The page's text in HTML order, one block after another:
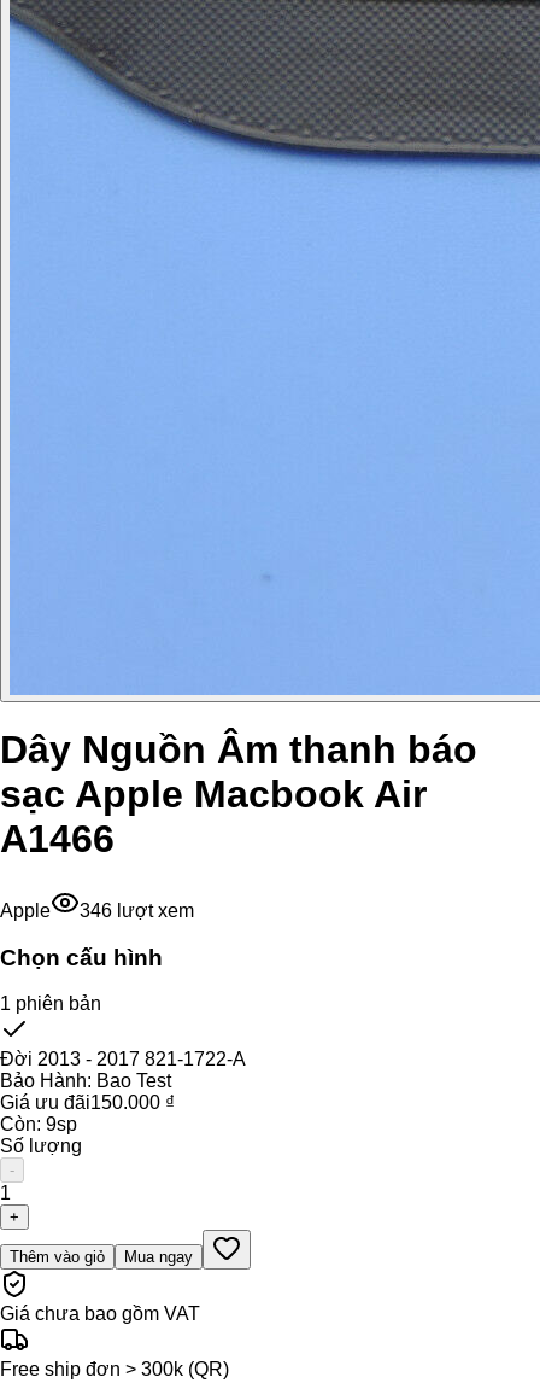
Dây Nguồn Âm thanh báo
sạc Apple Macbook Air
A1466
Apple 346 lượt xem
Chọn cấu hình
1 phiên bản
Đời 2013 - 2017 821-1722-A
Bảo Hành: Bao Test
Giá ưu đãi150.000 ₫
Còn: 9sp
Số lượng
-
1
+
Thêm vào giỏ Mua ngay
Giá chưa bao gồm VAT
Free ship đơn > 300k (QR)